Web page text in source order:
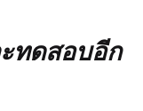
ทดสอบอีก